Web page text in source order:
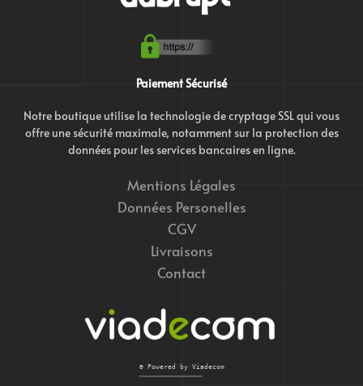
Paiement Sécurisé
Notre boutique utilise la technologie de cryptage SSL qui vous
offre une sécurité maximale, notamment sur la protection des
données pour les services bancaires en ligne.
Mentions Légales
Données Personelles
CGV
Livraisons
Contact
© Powered by Viadecom